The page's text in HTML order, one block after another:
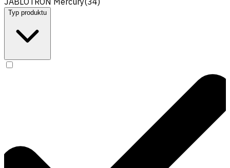
Typ produktu